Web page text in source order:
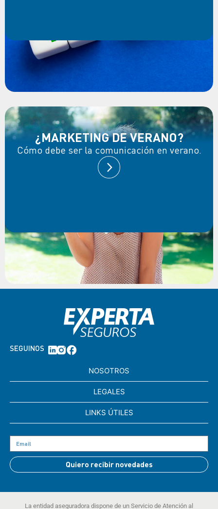
¿MARKETING DE VERANO?
Cómo debe ser la comunicación en verano.
SEGUINOS
NOSOTROS
LEGALES
LINKS ÚTILES
Quiero recibir novedades
La entidad aseguradora dispone de un Servicio de Atención al